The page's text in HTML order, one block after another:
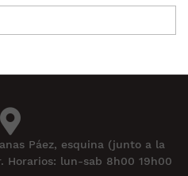
Páez, esquina (junto a la
Horarios: lun-sab 8h00 19h00